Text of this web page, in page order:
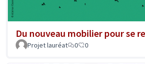
Du nouveau mobilier pour se
Projet lauréat 0 0